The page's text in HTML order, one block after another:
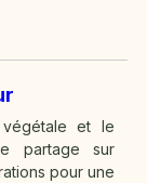
et le
partage sur
pour une